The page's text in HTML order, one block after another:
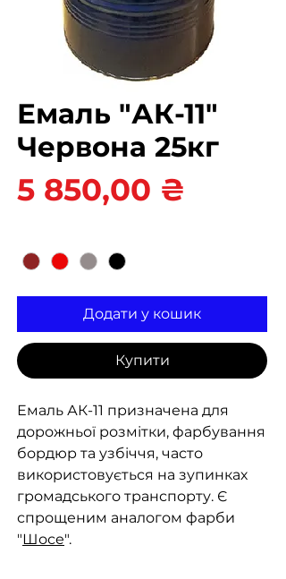
Емаль "АК-11"
Червона 25кг
5 850,00 ₴
Додати у кошик
Купити
Емаль АК-11 призначена для
дорожньої розмітки, фарбування
бордюр та узбіччя, часто
використовується на зупинках
громадського транспорту. Є
спрощеним аналогом фарби
"Шосе".